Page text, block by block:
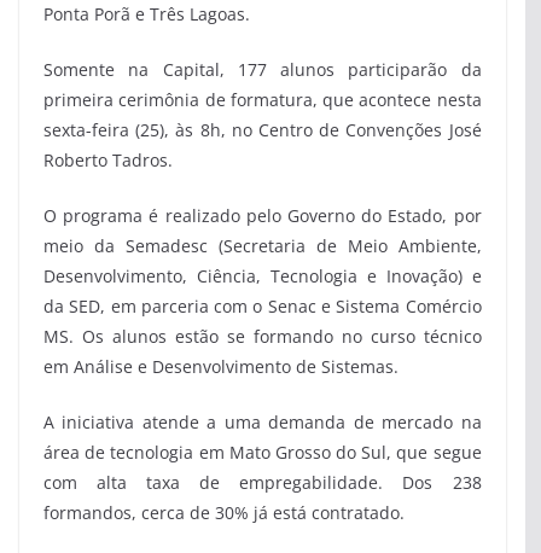
Ponta Porã e Três Lagoas.
Somente na Capital, 177 alunos participarão da
primeira cerimônia de formatura, que acontece nesta
sexta-feira (25), às 8h, no Centro de Convenções José
Roberto Tadros.
O programa é realizado pelo Governo do Estado, por
meio da Semadesc (Secretaria de Meio Ambiente,
Desenvolvimento, Ciência, Tecnologia e Inovação) e
da SED, em parceria com o Senac e Sistema Comércio
MS. Os alunos estão se formando no curso técnico
em Análise e Desenvolvimento de Sistemas.
A iniciativa atende a uma demanda de mercado na
área de tecnologia em Mato Grosso do Sul, que segue
com alta taxa de empregabilidade. Dos 238
formandos, cerca de 30% já está contratado.